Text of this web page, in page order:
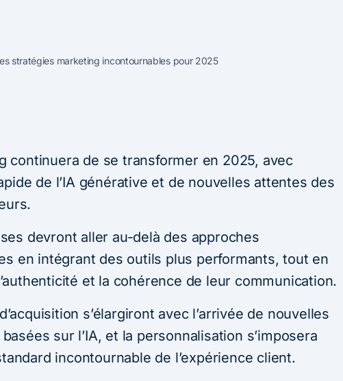
stratégies marketing incontournables pour 2025
continuera de se transformer en 2025, avec
de l’IA générative et de nouvelles attentes des
devront aller au-delà des approches
en intégrant des outils plus performants, tout en
et la cohérence de leur communication.
s’élargiront avec l’arrivée de nouvelles
sur l’IA, et la personnalisation s’imposera
incontournable de l’expérience client.